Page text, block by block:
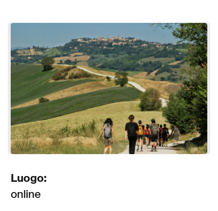
Luogo:
online